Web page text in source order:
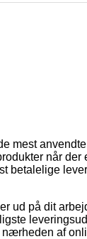
mest
når der
betalelige
ud på dit
af